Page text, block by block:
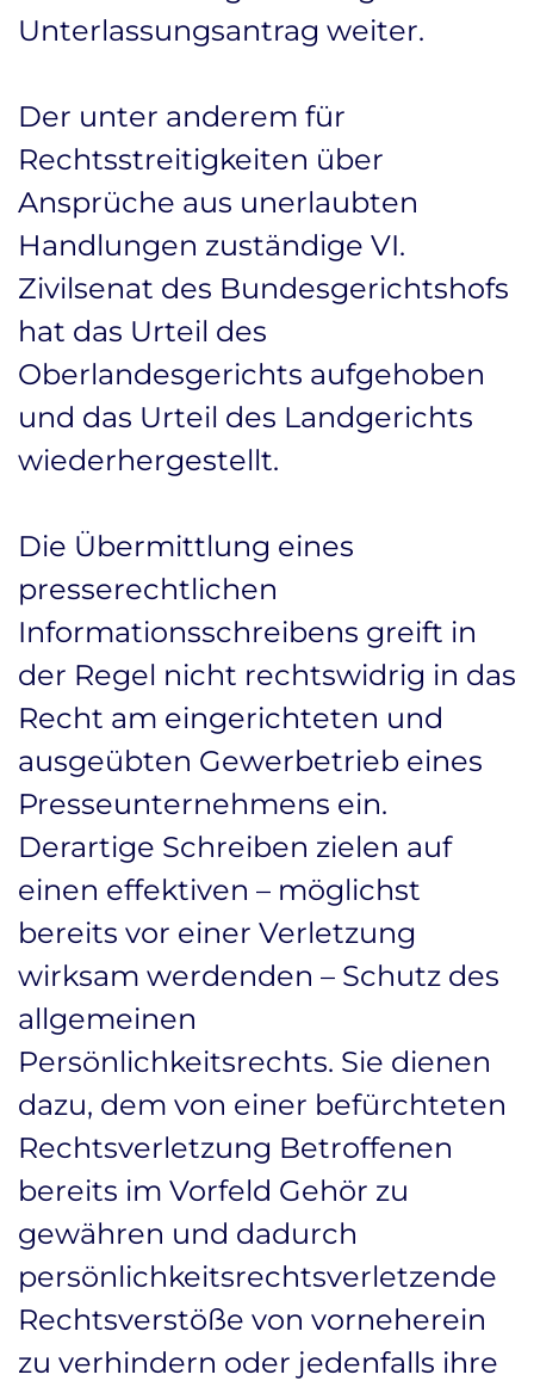
Unterlassungsantrag weiter.
Der unter anderem für
Rechtsstreitigkeiten über
Ansprüche aus unerlaubten
Handlungen zuständige VI.
Zivilsenat des Bundesgerichtshofs
hat das Urteil des
Oberlandesgerichts aufgehoben
und das Urteil des Landgerichts
wiederhergestellt.
Die Übermittlung eines
presserechtlichen
Informationsschreibens greift in
der Regel nicht rechtswidrig in das
Recht am eingerichteten und
ausgeübten Gewerbetrieb eines
Presseunternehmens ein.
Derartige Schreiben zielen auf
einen effektiven – möglichst
bereits vor einer Verletzung
wirksam werdenden – Schutz des
allgemeinen
Persönlichkeitsrechts. Sie dienen
dazu, dem von einer befürchteten
Rechtsverletzung Betroffenen
bereits im Vorfeld Gehör zu
gewähren und dadurch
persönlichkeitsrechtsverletzende
Rechtsverstöße von vorneherein
zu verhindern oder jedenfalls ihre